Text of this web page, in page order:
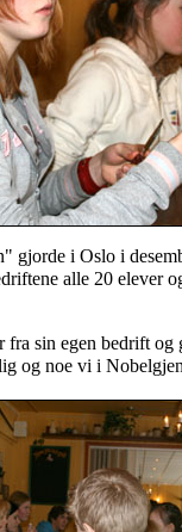
gjorde i Oslo i
alle 20 elever
fra sin egen bedrift og
og noe vi i